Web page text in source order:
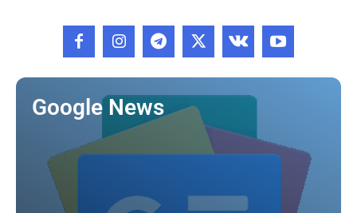
Google News